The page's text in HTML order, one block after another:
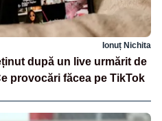
Ionuț Nichita
după un live urmărit de
provocări făcea pe TikTok